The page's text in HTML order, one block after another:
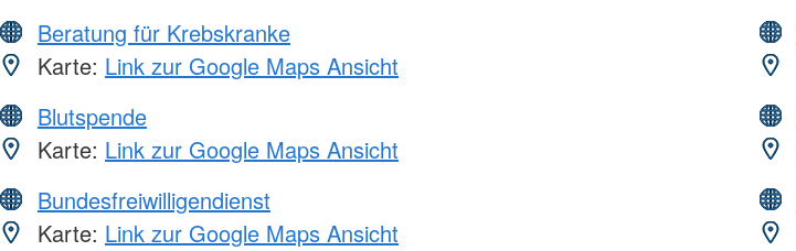
Beratung für Krebskranke
Karte: Link zur Google Maps Ansicht
Blutspende
Karte: Link zur Google Maps Ansicht
Bundesfreiwilligendienst
Karte: Link zur Google Maps Ansicht